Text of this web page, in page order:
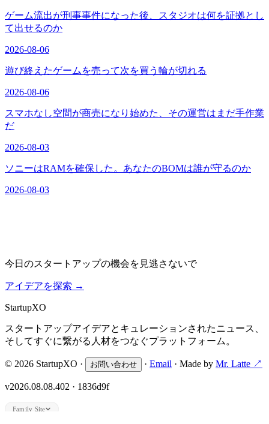
ゲーム流出が刑事事件になった後、スタジオは何を証拠とし
て出せるのか
2026-08-06
遊び終えたゲームを売って次を買う輪が切れる
2026-08-06
スマホなし空間が商売になり始めた、その運営はまだ手作業
だ
2026-08-03
ソニーはRAMを確保した。あなたのBOMは誰が守るのか
2026-08-03
今日のスタートアップの機会を見逃さないで
アイデアを探索 →
StartupXO
スタートアップアイデアとキュレーションされたニュース、
そしてすぐに繋がる人材をつなぐプラットフォーム。
© 2026 StartupXO · お問い合わせ · Email · Made by Mr. Latte ↗
v2026.08.08.402 · 1836d9f
Family Site